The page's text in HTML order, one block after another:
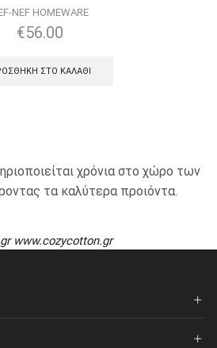
NEF HOMEWARE
€56.00
ΣΤΟ ΚΑΛΆΘΙ
χρόνια στο χώρο των
τα καλύτερα προιόντα.
www.cozycotton.gr